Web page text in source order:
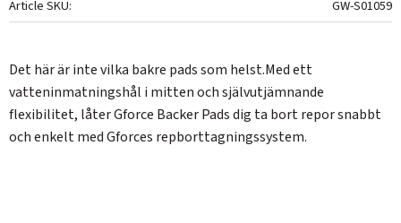
Article SKU GW-S01059
Det här är inte vilka bakre pads som helst.Med ett
vatteninmatningshål i mitten och självutjämnande
flexibilitet, låter Gforce Backer Pads dig ta bort repor snabbt
och enkelt med Gforces repborttagningssystem.